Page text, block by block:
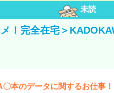
未読
！完全在宅＞
本のデータに関するお仕事！